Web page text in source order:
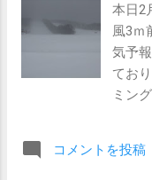
いな
込み
養村
下
ご協
本日2
風3ｍ
気予
てお
ミン
コメントを投稿